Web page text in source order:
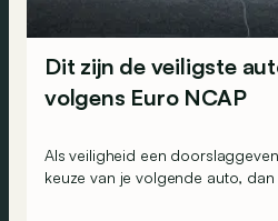
Dit zijn de veiligste
volgens Euro NCAP
Als veiligheid een
keuze van je volgende auto,